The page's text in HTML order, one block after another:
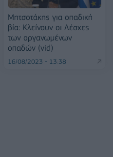
Μητσοτάκης για οπαδική
βία: Κλείνουν οι Λέσχες
των οργανωμένων
οπαδών (vid)
16/08/2023 - 13:38